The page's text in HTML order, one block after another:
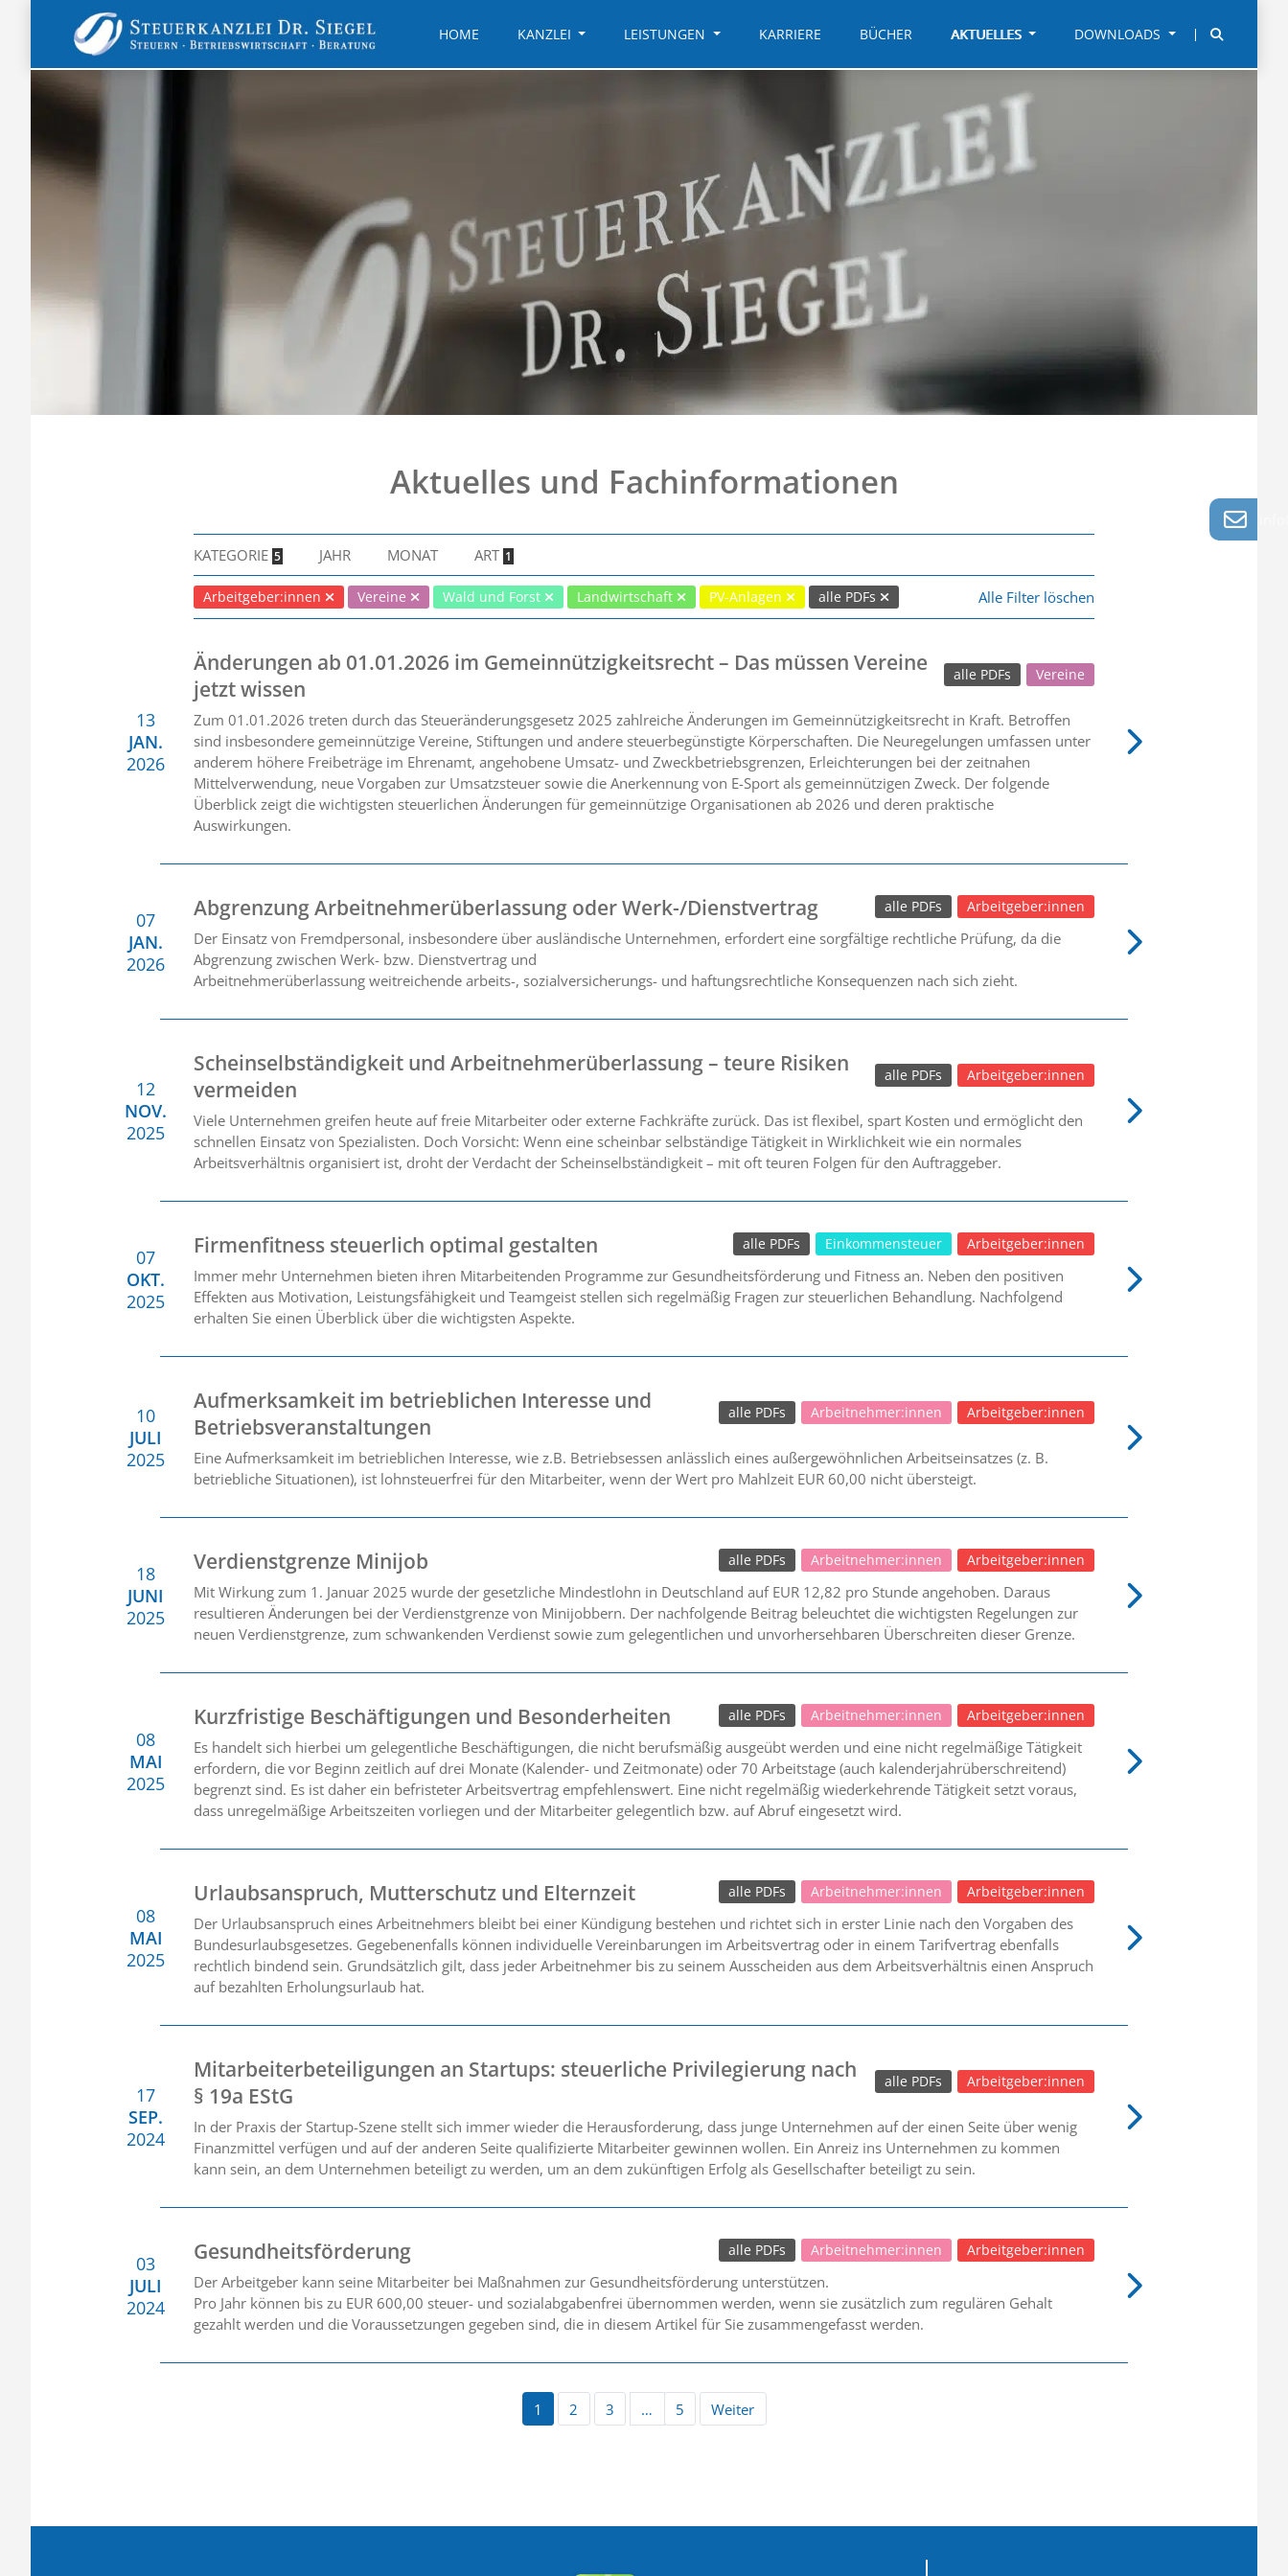
HOME KANZLEI LEISTUNGEN KARRIERE BÜCHER AKTUELLES DOWNLOADS
Aktuelles und Fachinformationen
KATEGORIE 5 JAHR MONAT ART 1
Arbeitgeber:innen Vereine Wald und Forst Landwirtschaft PV-Anlagen alle PDFs Alle Filter löschen
13
JAN.
2026
Änderungen ab 01.01.2026 im Gemeinnützigkeitsrecht – Das müssen Vereine
jetzt wissen
Vereine
alle PDFs
Zum 01.01.2026 treten durch das Steueränderungsgesetz 2025 zahlreiche Änderungen im Gemeinnützigkeitsrecht in Kraft. Betroffen
sind insbesondere gemeinnützige Vereine, Stiftungen und andere steuerbegünstigte Körperschaften. Die Neuregelungen umfassen unter
anderem höhere Freibeträge im Ehrenamt, angehobene Umsatz- und Zweckbetriebsgrenzen, Erleichterungen bei der zeitnahen
Mittelverwendung, neue Vorgaben zur Umsatzsteuer sowie die Anerkennung von E-Sport als gemeinnützigen Zweck. Der folgende
Überblick zeigt die wichtigsten steuerlichen Änderungen für gemeinnützige Organisationen ab 2026 und deren praktische
Auswirkungen.
07
JAN.
2026
Abgrenzung Arbeitnehmerüberlassung oder Werk-/Dienstvertrag Arbeitgeber:innen
alle PDFs
Der Einsatz von Fremdpersonal, insbesondere über ausländische Unternehmen, erfordert eine sorgfältige rechtliche Prüfung, da die
Abgrenzung zwischen Werk- bzw. Dienstvertrag und
Arbeitnehmerüberlassung weitreichende arbeits-, sozialversicherungs- und haftungsrechtliche Konsequenzen nach sich zieht.
12
NOV.
2025
Scheinselbständigkeit und Arbeitnehmerüberlassung – teure Risiken
vermeiden
Arbeitgeber:innen
alle PDFs
Viele Unternehmen greifen heute auf freie Mitarbeiter oder externe Fachkräfte zurück. Das ist flexibel, spart Kosten und ermöglicht den
schnellen Einsatz von Spezialisten. Doch Vorsicht: Wenn eine scheinbar selbständige Tätigkeit in Wirklichkeit wie ein normales
Arbeitsverhältnis organisiert ist, droht der Verdacht der Scheinselbständigkeit – mit oft teuren Folgen für den Auftraggeber.
07
OKT.
2025
Firmenfitness steuerlich optimal gestalten Arbeitgeber:innen
Einkommensteuer
alle PDFs
Immer mehr Unternehmen bieten ihren Mitarbeitenden Programme zur Gesundheitsförderung und Fitness an. Neben den positiven
Effekten aus Motivation, Leistungsfähigkeit und Teamgeist stellen sich regelmäßig Fragen zur steuerlichen Behandlung. Nachfolgend
erhalten Sie einen Überblick über die wichtigsten Aspekte.
10
JULI
2025
Aufmerksamkeit im betrieblichen Interesse und
Betriebsveranstaltungen
Arbeitgeber:innen
Arbeitnehmer:innen
alle PDFs
Eine Aufmerksamkeit im betrieblichen Interesse, wie z.B. Betriebsessen anlässlich eines außergewöhnlichen Arbeitseinsatzes (z. B.
betriebliche Situationen), ist lohnsteuerfrei für den Mitarbeiter, wenn der Wert pro Mahlzeit EUR 60,00 nicht übersteigt.
18
JUNI
2025
Verdienstgrenze Minijob Arbeitgeber:innen
Arbeitnehmer:innen
alle PDFs
Mit Wirkung zum 1. Januar 2025 wurde der gesetzliche Mindestlohn in Deutschland auf EUR 12,82 pro Stunde angehoben. Daraus
resultieren Änderungen bei der Verdienstgrenze von Minijobbern. Der nachfolgende Beitrag beleuchtet die wichtigsten Regelungen zur
neuen Verdienstgrenze, zum schwankenden Verdienst sowie zum gelegentlichen und unvorhersehbaren Überschreiten dieser Grenze.
08
MAI
2025
Kurzfristige Beschäftigungen und Besonderheiten Arbeitgeber:innen
Arbeitnehmer:innen
alle PDFs
Es handelt sich hierbei um gelegentliche Beschäftigungen, die nicht berufsmäßig ausgeübt werden und eine nicht regelmäßige Tätigkeit
erfordern, die vor Beginn zeitlich auf drei Monate (Kalender- und Zeitmonate) oder 70 Arbeitstage (auch kalenderjahrüberschreitend)
begrenzt sind. Es ist daher ein befristeter Arbeitsvertrag empfehlenswert. Eine nicht regelmäßig wiederkehrende Tätigkeit setzt voraus,
dass unregelmäßige Arbeitszeiten vorliegen und der Mitarbeiter gelegentlich bzw. auf Abruf eingesetzt wird.
08
MAI
2025
Urlaubsanspruch, Mutterschutz und Elternzeit Arbeitgeber:innen
Arbeitnehmer:innen
alle PDFs
Der Urlaubsanspruch eines Arbeitnehmers bleibt bei einer Kündigung bestehen und richtet sich in erster Linie nach den Vorgaben des
Bundesurlaubsgesetzes. Gegebenenfalls können individuelle Vereinbarungen im Arbeitsvertrag oder in einem Tarifvertrag ebenfalls
rechtlich bindend sein. Grundsätzlich gilt, dass jeder Arbeitnehmer bis zu seinem Ausscheiden aus dem Arbeitsverhältnis einen Anspruch
auf bezahlten Erholungsurlaub hat.
17
SEP.
2024
Mitarbeiterbeteiligungen an Startups: steuerliche Privilegierung nach
§ 19a EStG
Arbeitgeber:innen
alle PDFs
In der Praxis der Startup-Szene stellt sich immer wieder die Herausforderung, dass junge Unternehmen auf der einen Seite über wenig
Finanzmittel verfügen und auf der anderen Seite qualifizierte Mitarbeiter gewinnen wollen. Ein Anreiz ins Unternehmen zu kommen
kann sein, an dem Unternehmen beteiligt zu werden, um an dem zukünftigen Erfolg als Gesellschafter beteiligt zu sein.
03
JULI
2024
Gesundheitsförderung Arbeitgeber:innen
Arbeitnehmer:innen
alle PDFs
Der Arbeitgeber kann seine Mitarbeiter bei Maßnahmen zur Gesundheitsförderung unterstützen.
Pro Jahr können bis zu EUR 600,00 steuer- und sozialabgabenfrei übernommen werden, wenn sie zusätzlich zum regulären Gehalt
gezahlt werden und die Voraussetzungen gegeben sind, die in diesem Artikel für Sie zusammengefasst werden.
1 2 3 … 5 Weiter